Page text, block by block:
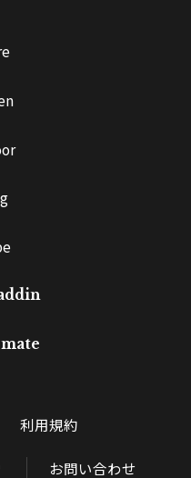
利用規約
お問い合わせ